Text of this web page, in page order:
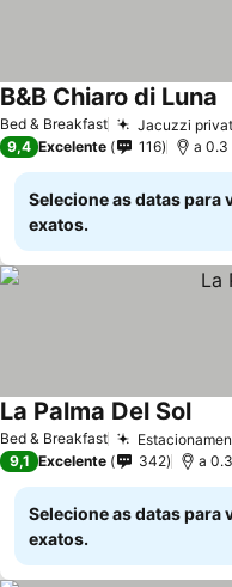
Bed & Breakfast Jacuzzi
B&B Chiaro di Luna
9,4 Excelente 116 a 0.3
Selecione as datas para
exatos.
Bed & Breakfast
La Palma Del SolVer
9,1 Excelente 342 a
Selecione as datas para
exatos.